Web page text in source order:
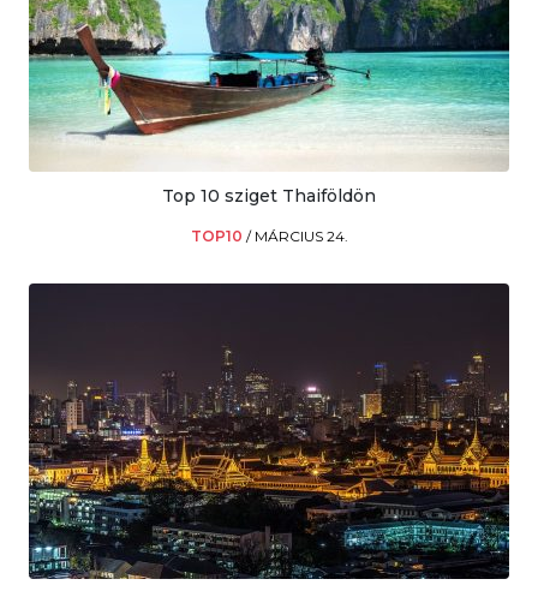
Top 10 sziget Thaiföldön
TOP10 / MÁRCIUS 24.